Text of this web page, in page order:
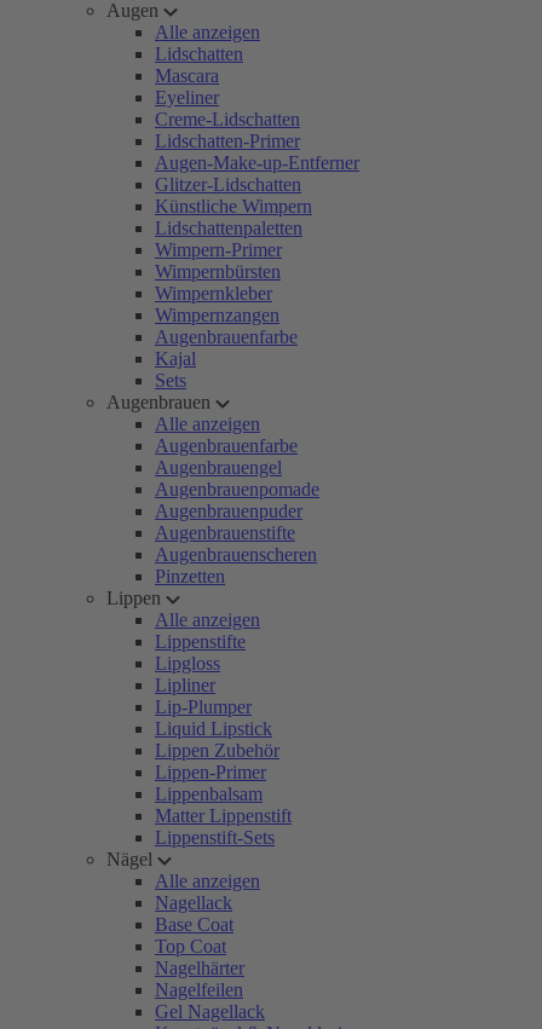
Augen
Alle anzeigen
Lidschatten
Mascara
Eyeliner
Creme-Lidschatten
Lidschatten-Primer
Augen-Make-up-Entferner
Glitzer-Lidschatten
Künstliche Wimpern
Lidschattenpaletten
Wimpern-Primer
Wimpernbürsten
Wimpernkleber
Wimpernzangen
Augenbrauenfarbe
Kajal
Sets
Augenbrauen
Alle anzeigen
Augenbrauenfarbe
Augenbrauengel
Augenbrauenpomade
Augenbrauenpuder
Augenbrauenstifte
Augenbrauenscheren
Pinzetten
Lippen
Alle anzeigen
Lippenstifte
Lipgloss
Lipliner
Lip-Plumper
Liquid Lipstick
Lippen Zubehör
Lippen-Primer
Lippenbalsam
Matter Lippenstift
Lippenstift-Sets
Nägel
Alle anzeigen
Nagellack
Base Coat
Top Coat
Nagelhärter
Nagelfeilen
Gel Nagellack